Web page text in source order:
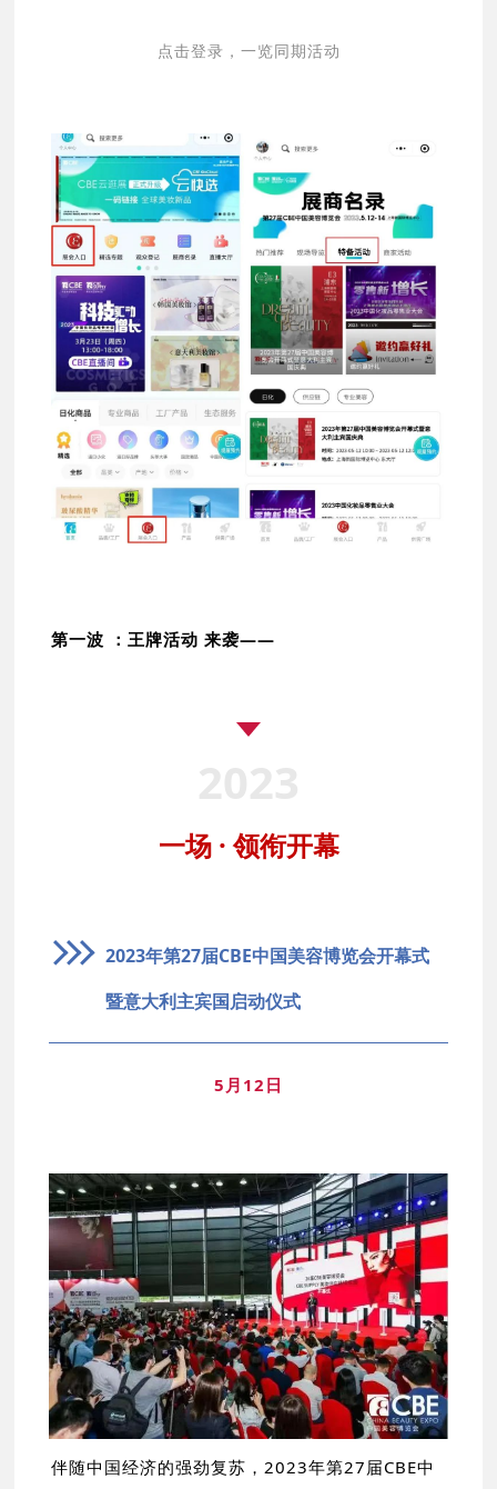
点击登录，一览同期活动
第一波 ：王牌活动 来袭——
一场 · 领衔开幕
2023年第27届CBE中国美容博览会开幕式
暨意大利主宾国启动仪式
5月12日
伴随中国经济的强劲复苏，2023年第27届CBE中